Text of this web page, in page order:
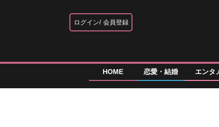
ログイン 会員登録
HOME 恋愛・結婚 エンタ